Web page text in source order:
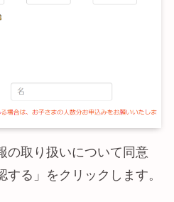
の取り扱いについて同意
する」をクリックします。